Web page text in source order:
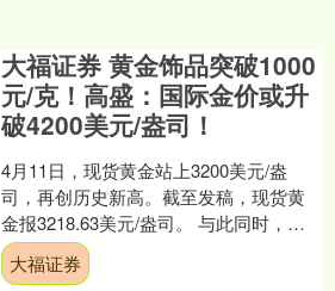
大福证券 黄金饰品突破1000
元/克！高盛：国际金价或升
破4200美元/盎司！
4月11日，现货黄金站上3200美元/盎
司，再创历史新高。截至发稿，现货黄
金报3218.63美元/盎司。 与此同时，黄
金概念股持续走强。截至发稿，欧亚集
团（股票....
大福证券